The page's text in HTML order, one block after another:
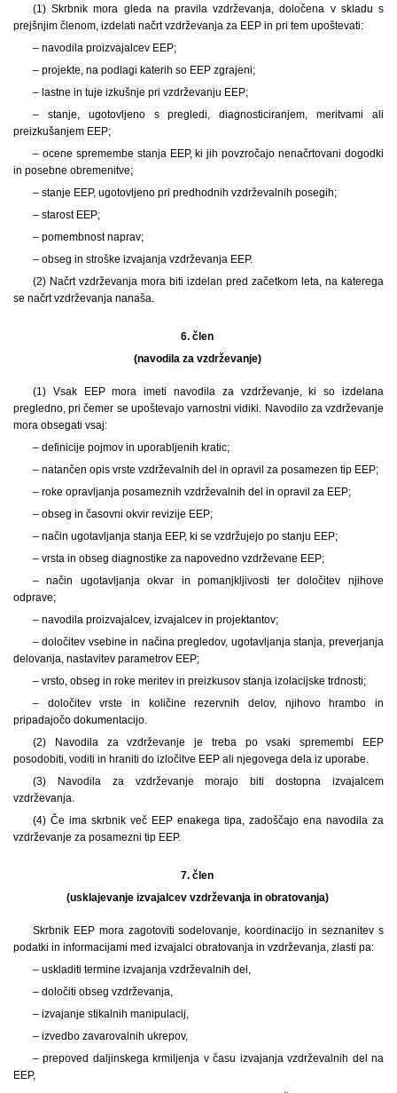
(1) Skrbnik mora gleda na pravila vzdrževanja, določena v skladu s
prejšnjim členom, izdelati načrt vzdrževanja za EEP in pri tem upoštevati:
– navodila proizvajalcev EEP;
– projekte, na podlagi katerih so EEP zgrajeni;
– lastne in tuje izkušnje pri vzdrževanju EEP;
– stanje, ugotovljeno s pregledi, diagnosticiranjem, meritvami ali
preizkušanjem EEP;
– ocene spremembe stanja EEP, ki jih povzročajo nenačrtovani dogodki
in posebne obremenitve;
– stanje EEP, ugotovljeno pri predhodnih vzdrževalnih posegih;
– starost EEP;
– pomembnost naprav;
– obseg in stroške izvajanja vzdrževanja EEP.
(2) Načrt vzdrževanja mora biti izdelan pred začetkom leta, na katerega
se načrt vzdrževanja nanaša.
6. člen
(navodila za vzdrževanje)
(1) Vsak EEP mora imeti navodila za vzdrževanje, ki so izdelana
pregledno, pri čemer se upoštevajo varnostni vidiki. Navodilo za vzdrževanje
mora obsegati vsaj:
– definicije pojmov in uporabljenih kratic;
– natančen opis vrste vzdrževalnih del in opravil za posamezen tip EEP;
– roke opravljanja posameznih vzdrževalnih del in opravil za EEP;
– obseg in časovni okvir revizije EEP;
– način ugotavljanja stanja EEP, ki se vzdržujejo po stanju EEP;
– vrsta in obseg diagnostike za napovedno vzdrževane EEP;
– način ugotavljanja okvar in pomanjkljivosti ter določitev njihove
odprave;
– navodila proizvajalcev, izvajalcev in projektantov;
– določitev vsebine in načina pregledov, ugotavljanja stanja, preverjanja
delovanja, nastavitev parametrov EEP;
– vrsto, obseg in roke meritev in preizkusov stanja izolacijske trdnosti;
– določitev vrste in količine rezervnih delov, njihovo hrambo in
pripadajočo dokumentacijo.
(2) Navodila za vzdrževanje je treba po vsaki spremembi EEP
posodobiti, voditi in hraniti do izločitve EEP ali njegovega dela iz uporabe.
(3) Navodila za vzdrževanje morajo biti dostopna izvajalcem
vzdrževanja.
(4) Če ima skrbnik več EEP enakega tipa, zadoščajo ena navodila za
vzdrževanje za posamezni tip EEP.
7. člen
(usklajevanje izvajalcev vzdrževanja in obratovanja)
Skrbnik EEP mora zagotoviti sodelovanje, koordinacijo in seznanitev s
podatki in informacijami med izvajalci obratovanja in vzdrževanja, zlasti pa:
– uskladiti termine izvajanja vzdrževalnih del,
– določiti obseg vzdrževanja,
– izvajanje stikalnih manipulacij,
– izvedbo zavarovalnih ukrepov,
– prepoved daljinskega krmiljenja v času izvajanja vzdrževalnih del na
EEP,